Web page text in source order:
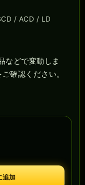
/ ACD / LD
などで変動しま
ご確認ください。
追加